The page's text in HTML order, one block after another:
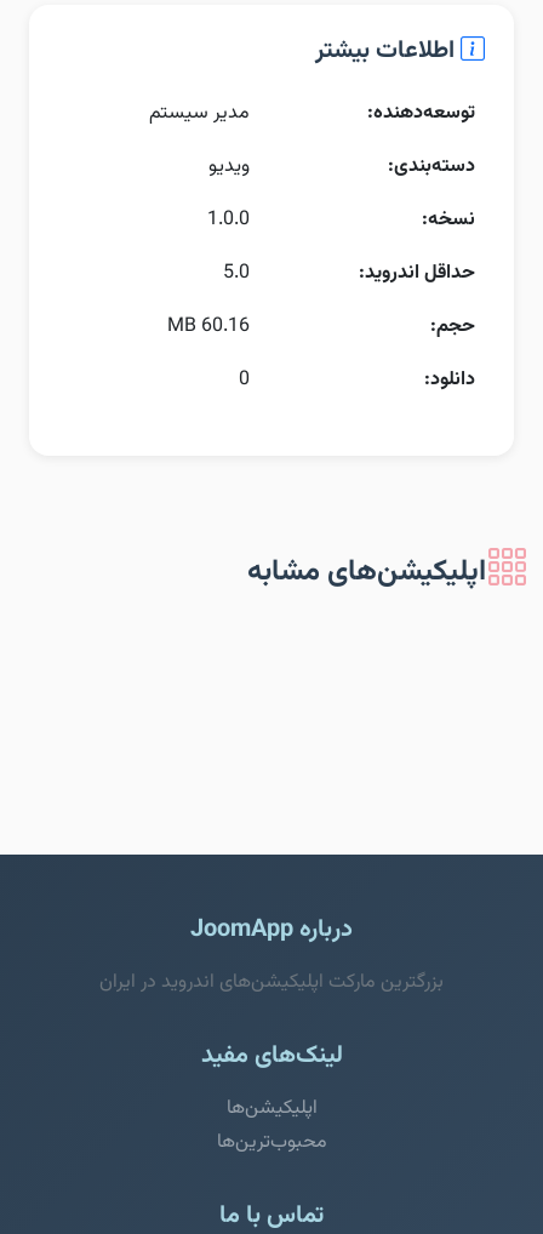
اطلاعات بیشتر
توسعه‌دهنده:
مدیر سیستم
دسته‌بندی:
ویدیو
نسخه:
1.0.0
حداقل اندروید:
5.0
حجم:
60.16 MB
دانلود:
0
اپلیکیشن‌های مشابه
درباره JoomApp
بزرگترین مارکت اپلیکیشن‌های اندروید در ایران
لینک‌های مفید
اپلیکیشن‌ها
محبوب‌ترین‌ها
تماس با ما